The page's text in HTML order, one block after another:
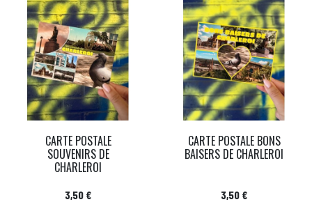
CARTE POSTALE
SOUVENIRS DE
CHARLEROI
Prix
3,50 €
CARTE POSTALE BONS
BAISERS DE CHARLEROI
Prix
3,50 €